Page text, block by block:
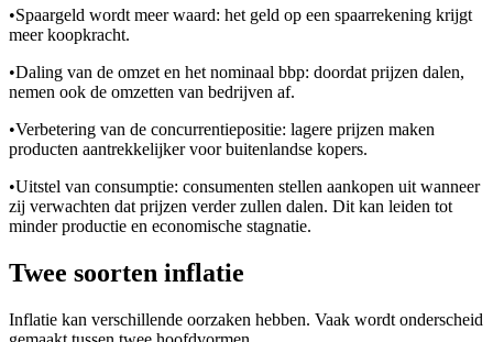
•Spaargeld wordt meer waard: het geld op een spaarrekening krijgt
meer koopkracht.
•Daling van de omzet en het nominaal bbp: doordat prijzen dalen,
nemen ook de omzetten van bedrijven af.
•Verbetering van de concurrentiepositie: lagere prijzen maken
producten aantrekkelijker voor buitenlandse kopers.
•Uitstel van consumptie: consumenten stellen aankopen uit wanneer
zij verwachten dat prijzen verder zullen dalen. Dit kan leiden tot
minder productie en economische stagnatie.
Twee soorten inflatie
Inflatie kan verschillende oorzaken hebben. Vaak wordt onderscheid